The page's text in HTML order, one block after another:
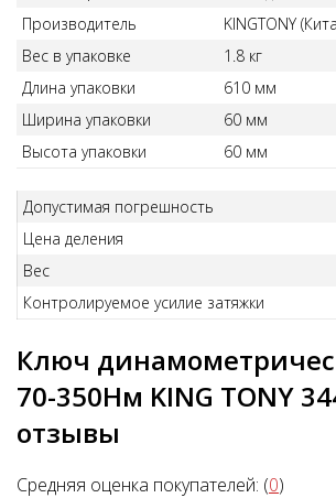
Производитель
KINGTONY
Вес в упаковке
1.8 кг
Длина упаковки
610 мм
Ширина упаковки
60 мм
Высота упаковки
60 мм
Допустимая погрешность
Цена деления
Вес
Контролируемое усилие затяжки
Ключ
70-350Нм KING TONY
отзывы
Средняя оценка покупателей: (0)